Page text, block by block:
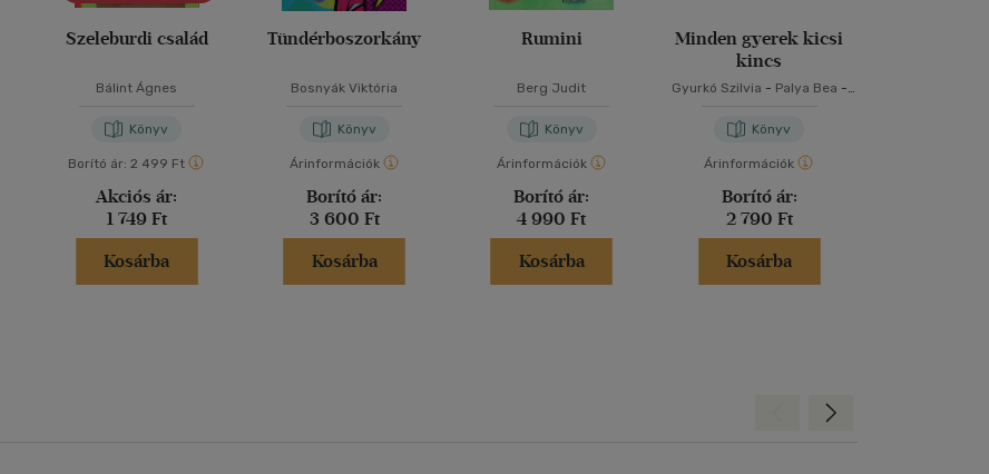
Szeleburdi család
Bálint Ágnes
Könyv
Borító ár: 2 499 Ft
Akciós ár:
1 749 Ft
Kosárba
Tündérboszorkány
Bosnyák Viktória
Könyv
Árinformációk
Borító ár:
3 600 Ft
Kosárba
Rumini
Berg Judit
Könyv
Árinformációk
Borító ár:
4 990 Ft
Kosárba
Minden gyerek kicsi
kincs
Gyurkó Szilvia - Palya Bea -
Könyv
Árinformációk
Borító ár:
2 790 Ft
Kosárba
Előre